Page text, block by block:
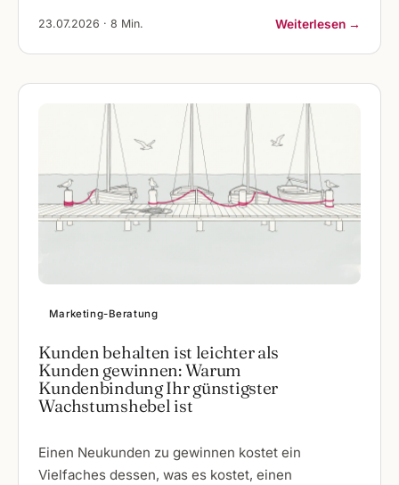
23.07.2026 · 8 Min. Weiterlesen →
Marketing-Beratung
Kunden behalten ist leichter als
Kunden gewinnen: Warum
Kundenbindung Ihr günstigster
Wachstumshebel ist
Einen Neukunden zu gewinnen kostet ein
Vielfaches dessen, was es kostet, einen